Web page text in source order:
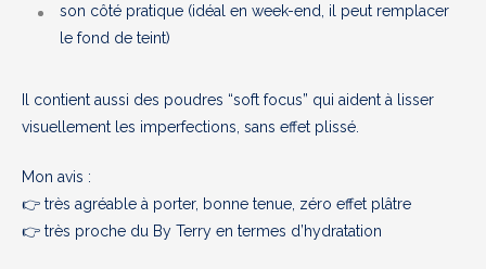
son côté pratique (idéal en week-end, il peut remplacer
le fond de teint)
Il contient aussi des poudres “soft focus” qui aident à lisser
visuellement les imperfections, sans effet plissé.
Mon avis :
👉 très agréable à porter, bonne tenue, zéro effet plâtre
👉 très proche du By Terry en termes d’hydratation